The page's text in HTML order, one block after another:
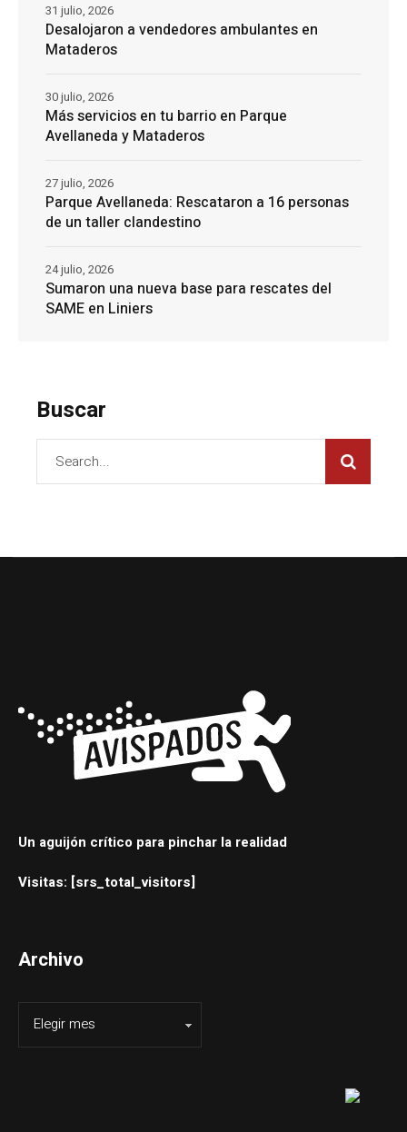
Desalojaron a vendedores ambulantes en
Mataderos
31 julio, 2026
Más servicios en tu barrio en Parque
Avellaneda y Mataderos
30 julio, 2026
Parque Avellaneda: Rescataron a 16 personas
de un taller clandestino
27 julio, 2026
Sumaron una nueva base para rescates del
SAME en Liniers
24 julio, 2026
Buscar
Un aguijón crítico para pinchar la realidad
Visitas: [srs_total_visitors]
Archivo